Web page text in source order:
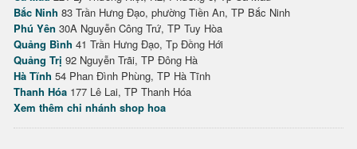
Bắc Ninh 83 Trần Hưng Đạo, phường Tiền An, TP Bắc Ninh
Phú Yên 30A Nguyễn Công Trứ, TP Tuy Hòa
Quảng Bình 41 Trần Hưng Đạo, Tp Đồng Hới
Quảng Trị 92 Nguyễn Trãi, TP Đông Hà
Hà Tĩnh 54 Phan Đình Phùng, TP Hà Tĩnh
Thanh Hóa 177 Lê Lai, TP Thanh Hóa
Xem thêm chi nhánh shop hoa